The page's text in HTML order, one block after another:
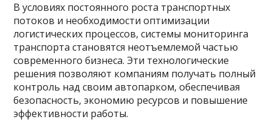
В условиях постоянного роста транспортных
потоков и необходимости оптимизации
логистических процессов, системы мониторинга
транспорта становятся неотъемлемой частью
современного бизнеса. Эти технологические
решения позволяют компаниям получать полный
контроль над своим автопарком, обеспечивая
безопасность, экономию ресурсов и повышение
эффективности работы.